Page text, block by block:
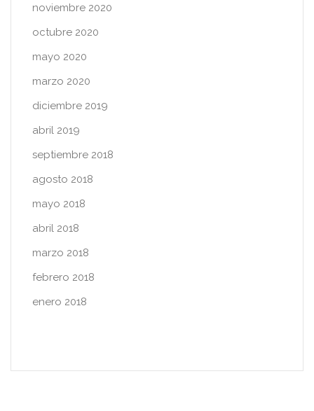
noviembre 2020
octubre 2020
mayo 2020
marzo 2020
diciembre 2019
abril 2019
septiembre 2018
agosto 2018
mayo 2018
abril 2018
marzo 2018
febrero 2018
enero 2018